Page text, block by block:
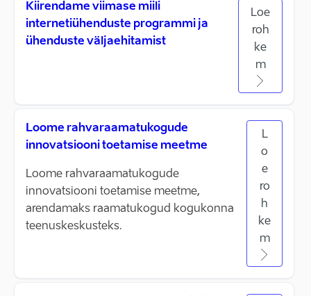
Kiirendame viimase miili
internetiühenduste programmi ja
ühenduste väljaehitamist
Loe
roh
ke
m
Loome rahvaraamatukogude
innovatsiooni toetamise meetme
Loome rahvaraamatukogude
innovatsiooni toetamise meetme,
arendamaks raamatukogud kogukonna
teenuskeskusteks.
L
o
e
ro
h
ke
m